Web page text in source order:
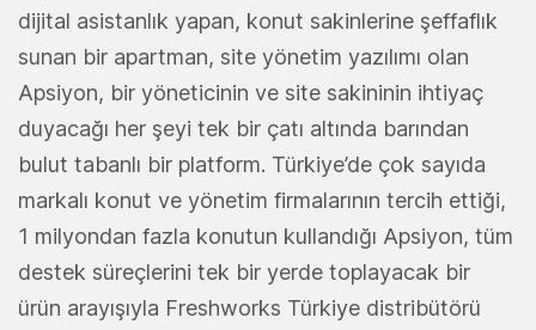
dijital asistanlık yapan, konut sakinlerine şeffaflık
sunan bir apartman, site yönetim yazılımı olan
Apsiyon, bir yöneticinin ve site sakininin ihtiyaç
duyacağı her şeyi tek bir çatı altında barından
bulut tabanlı bir platform. Türkiye’de çok sayıda
markalı konut ve yönetim firmalarının tercih ettiği,
1 milyondan fazla konutun kullandığı Apsiyon, tüm
destek süreçlerini tek bir yerde toplayacak bir
ürün arayışıyla Freshworks Türkiye distribütörü